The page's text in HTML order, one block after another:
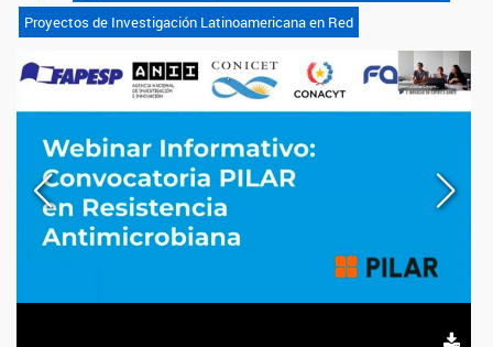
Proyectos de Investigación Latinoamericana en Red